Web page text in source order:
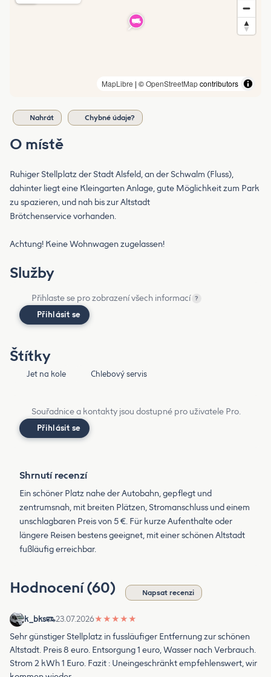
MapLibre | ©OpenStreetMapcontributors
Nahrát Chybné údaje?
O místě
Ruhiger Stellplatz der Stadt Alsfeld, an der Schwalm (Fluss),
dahinter liegt eine Kleingarten Anlage, gute Möglichkeit zum Park
zu spazieren, und nah bis zur Altstadt
Brötchenservice vorhanden.
Achtung! Keine Wohnwagen zugelassen!
Služby
Přihlaste se pro zobrazení všech informací ?
Přihlásit se
Štítky
Jet na kole Chlebový servis
Souřadnice a kontakty jsou dostupné pro uživatele Pro.
Přihlásit se
Shrnutí recenzí
Ein schöner Platz nahe der Autobahn, gepflegt und
zentrumsnah, mit breiten Plätzen, Stromanschluss und einem
unschlagbaren Preis von 5 €. Für kurze Aufenthalte oder
längere Reisen bestens geeignet, mit einer schönen Altstadt
fußläufig erreichbar.
Hodnocení (60) Napsat recenzi
k_bks 23.07.2026★ ★ ★ ★ ★
Sehr günstiger Stellplatz in fussläufiger Entfernung zur schönen
Altstadt. Preis 8 euro. Entsorgung 1 euro, Wasser nach Verbrauch.
Strom 2 kWh 1 Euro. Fazit : Uneingeschränkt empfehlenswert, wir